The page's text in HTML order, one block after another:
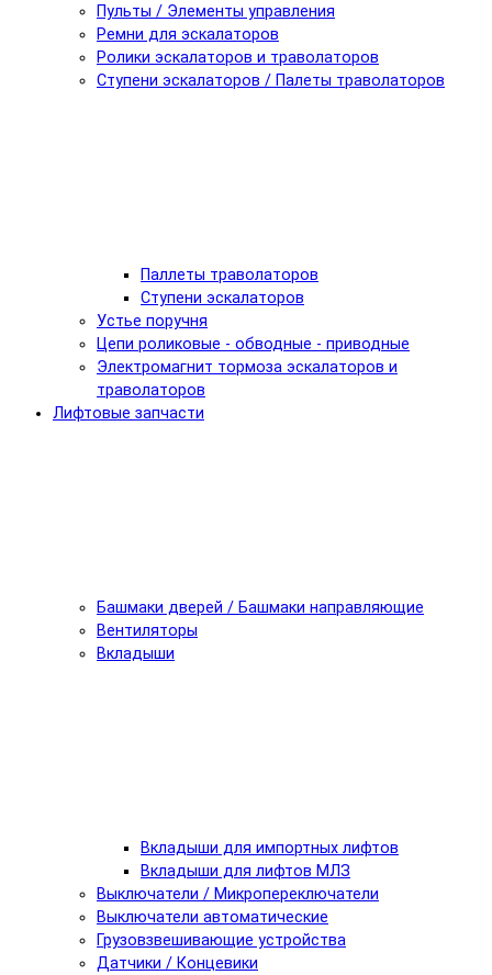
Пульты / Элементы управления
Ремни для эскалаторов
Ролики эскалаторов и траволаторов
Ступени эскалаторов / Палеты траволаторов
Паллеты траволаторов
Ступени эскалаторов
Устье поручня
Цепи роликовые - обводные - приводные
Электромагнит тормоза эскалаторов и
траволаторов
Лифтовые запчасти
Башмаки дверей / Башмаки направляющие
Вентиляторы
Вкладыши
Вкладыши для импортных лифтов
Вкладыши для лифтов МЛЗ
Выключатели / Микропереключатели
Выключатели автоматические
Грузовзвешивающие устройства
Датчики / Концевики